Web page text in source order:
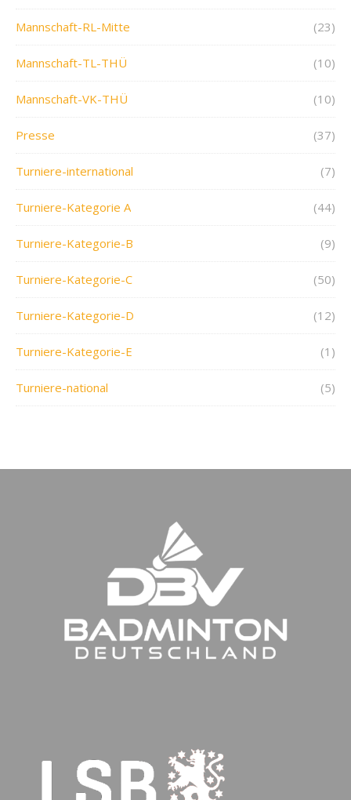
Mannschaft-RL-Mitte (23)
Mannschaft-TL-THÜ (10)
Mannschaft-VK-THÜ (10)
Presse (37)
Turniere-international (7)
Turniere-Kategorie A (44)
Turniere-Kategorie-B (9)
Turniere-Kategorie-C (50)
Turniere-Kategorie-D (12)
Turniere-Kategorie-E (1)
Turniere-national (5)